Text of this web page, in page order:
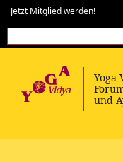
Jetzt Mitglied werden!